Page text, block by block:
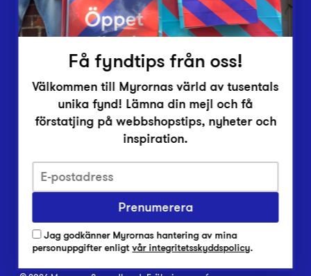
Lediga jobb
Pressrum
Integritetsskyddspolicy
Har du frågor om onlineköp, leverans eller retur?
Har du frågor om vår verksamhet?
Vanliga frågor om Myrorna
Få fyndtips från oss!
Välkommen till Myrornas värld av tusentals
unika fynd! Lämna din mejl och få
förstatjing på webbshopstips, nyheter och
inspiration.
Prenumerera
Jag godkänner Myrornas hantering av mina
personuppgifter enligtvår integritetsskyddspolicy.